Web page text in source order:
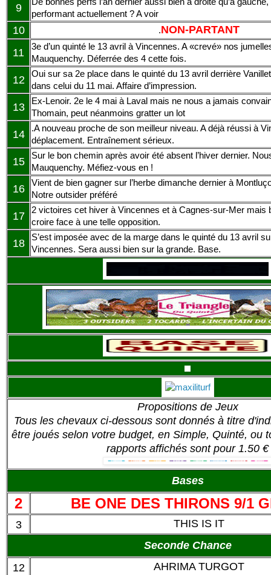
9
performant actuellement ? A voir
10 .NON-PARTANT
11
3e d’un quinté le 13 avril à Vincennes. A «crevé» nos
Mauquenchy. Déferrée des 4 cette fois.
12
Oui sur sa 2e place dans le quinté du 13 avril derrière
dans celui du 11 mai. Affaire d’impression.
13
Ex-Lenoir. 2e le 4 mai à Laval mais ne nous a jamais
Thomain, peut néanmoins gratter un lot
14
.A nouveau proche de son meilleur niveau. A déjà réussi à
déplacement. Entraînement sérieux.
15
Sur le bon chemin après avoir été absent l’hiver dernier.
Mauquenchy. Méfiez-vous en !
16
Vient de bien gagner sur l’herbe dimanche dernier à
Notre outsider préféré
17
2 victoires cet hiver à Vincennes et à Cagnes-sur-Mer mais
croire face à une telle opposition.
18
S’est imposée avec de la marge dans le quinté du 13 avril
Vincennes. Sera aussi bien sur la grande. Base.
Propositions de Jeux
Tous les chevaux ci-dessous sont donnés à titre
être joués selon votre budget, en Simple, Quinté, ou
rapports affichés sont pour 1.50 €
Bases
2 BE ONE DES THIRONS 9/1
3
THIS IS IT
Seconde Chance
12
AHRIMA TURGOT